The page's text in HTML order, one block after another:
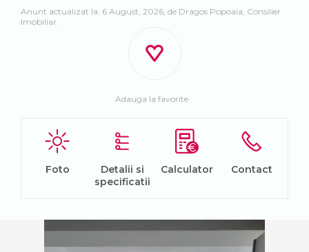
Anunt actualizat la: 6 August, 2026, de Dragos Popoaia, Consilier
Imobiliar.
Adauga la favorite
Foto
Detalii si
specificatii
Calculator Contact